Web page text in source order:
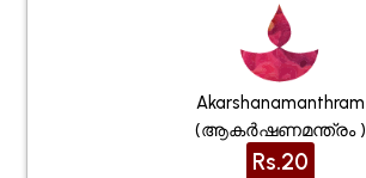
Akarshanamanthram
(ആകർഷണമന്ത്രം )
Rs.20